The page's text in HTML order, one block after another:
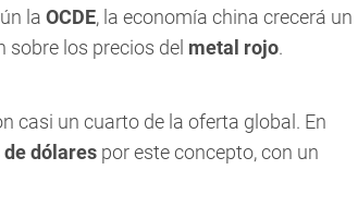
la OCDE, la economía china crecerá un
sobre los precios del metal rojo.
casi un cuarto de la oferta global. En
dólares por este concepto, con un